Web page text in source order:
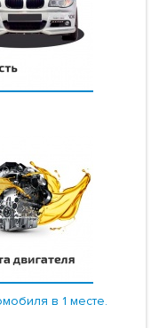
в 1 месте.